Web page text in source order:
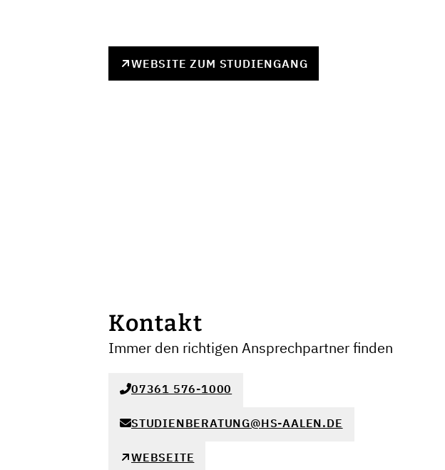
WEBSITE ZUM STUDIENGANG
Kontakt
Immer den richtigen Ansprechpartner finden
07361 576-1000
STUDIENBERATUNG@HS-AALEN.DE
WEBSEITE